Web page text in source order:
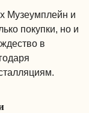
Музеумплейн и
покупки, но и
в